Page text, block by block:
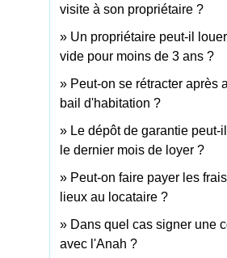
visite à son propriétaire ?
Un propriétaire peut-il
vide pour moins de 3 ans ?
Peut-on se rétracter après
bail d'habitation ?
Le dépôt de garantie peut-
le dernier mois de loyer ?
Peut-on faire payer les
lieux au locataire ?
Dans quel cas signer une
avec l'Anah ?